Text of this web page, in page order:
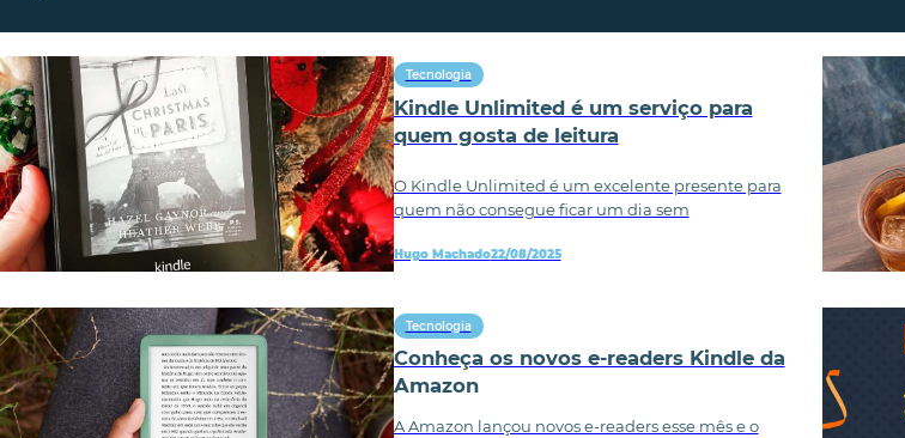
Tecnologia
Kindle Unlimited é um serviço para
quem gosta de leitura
O Kindle Unlimited é um excelente presente para
quem não consegue ficar um dia sem
Hugo Machado22/08/2025
Tecnologia
Conheça os novos e-readers Kindle da
Amazon
A Amazon lançou novos e-readers esse mês e o